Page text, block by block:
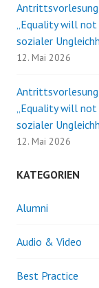
Antrittsvorlesung
„Equality will not
sozialer
12. Mai 2026
Antrittsvorlesung
„Equality will not
sozialer
12. Mai 2026
KATEGORIEN
Alumni
Audio & Video
Best Practice